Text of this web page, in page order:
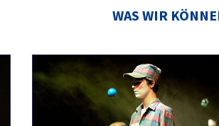
WAS WIR